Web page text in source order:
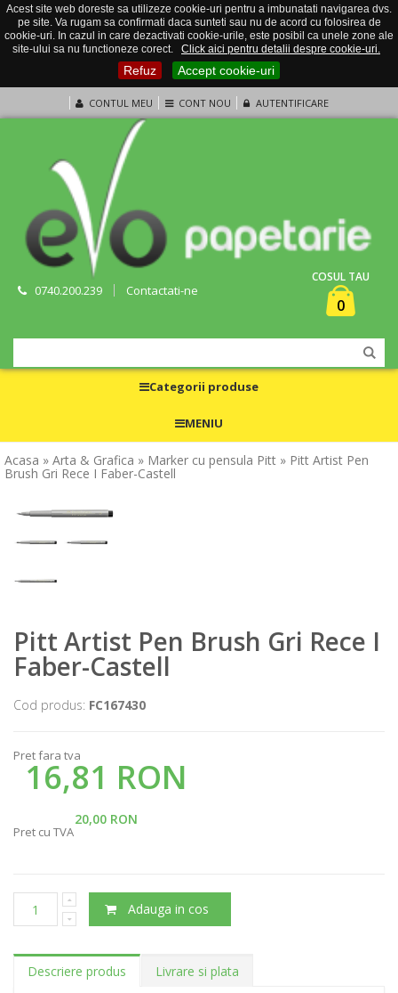
Acest site web doreste sa utilizeze cookie-uri pentru a imbunatati navigarea dvs.
pe site. Va rugam sa confirmati daca sunteti sau nu de acord cu folosirea de
cookie-uri. In cazul in care dezactivati cookie-urile, este posibil ca unele zone ale
site-ului sa nu functioneze corect.
Click aici pentru detalii despre cookie-uri.
Refuz Accept cookie-uri
CONTUL MEU CONT NOU AUTENTIFICARE
0740.200.239 Contactati-ne
COSUL TAU
0
Categorii produse
MENIU
Acasa » Arta & Grafica » Marker cu pensula Pitt » Pitt Artist Pen
Brush Gri Rece I Faber-Castell
Pitt Artist Pen Brush Gri Rece I
Faber-Castell
Cod produs: FC167430
Pret fara tva
16,81 RON
20,00 RON
Pret cu TVA
Adauga in cos
Descriere produs Livrare si plata